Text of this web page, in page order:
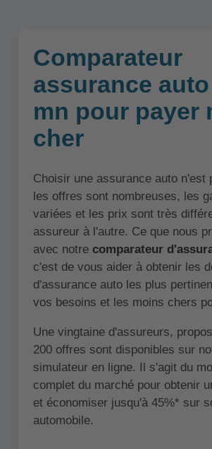
Comparateur
assurance
mn pour payer
cher
Choisir une assurance auto n'est
les offres sont nombreuses, les
variées et les prix sont très
assureur à l'autre. Ce que nous
avec notre comparateur
c'est de vous aider à obtenir les
d'assurance auto les plus
vos besoins et les moins chers
Une vingtaine d'assureurs,
200 offres sont disponibles sur
simulateur en ligne. Il s'agit du
complet du marché pour obtenir
et économiser jusqu'à 45%* sur
automobile.